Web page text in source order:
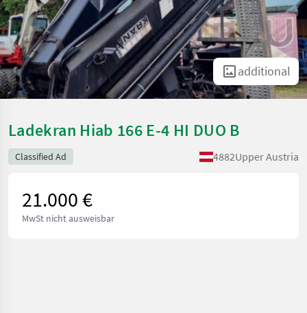
additional
Ladekran Hiab 166 E-4 HI DUO B
Classified Ad 4882Upper Austria
21.000 €
MwSt nicht ausweisbar